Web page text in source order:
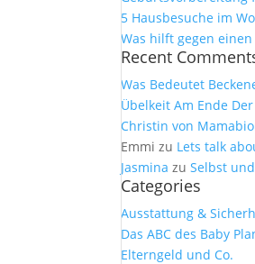
5 Hausbesuche im
Was hilft gegen
Recent
Was Bedeutet
Übelkeit Am Ende
Christin von
Emmi zu Lets talk
Jasmina zuSelbst
Categories
Ausstattung &
Das ABC des Baby
Elterngeld und Co.